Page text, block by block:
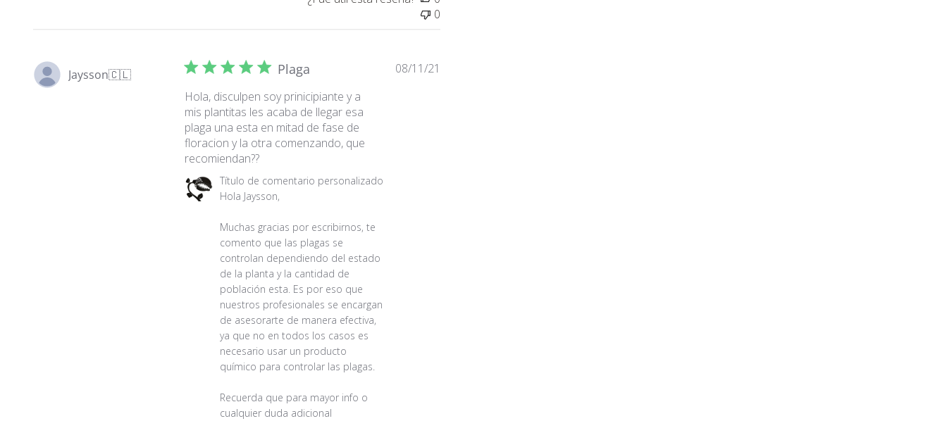
0
Jaysson🇨🇱 Plaga
Hola, disculpen soy prinicipiante y a
mis plantitas les acaba de llegar esa
plaga una esta en mitad de fase de
floracion y la otra comenzando, que
recomiendan??
Comentarios
del
revisión
realizada
personalizado
Título de comentario personalizado
Hola Jaysson,
Muchas gracias por escribirnos, te
comento que las plagas se
controlan dependiendo del estado
de la planta y la cantidad de
población esta. Es por eso que
nuestros profesionales se encargan
de asesorarte de manera efectiva,
ya que no en todos los casos es
necesario usar un producto
químico para controlar las plagas.
Recuerda que para mayor info o
cualquier duda adicional
08/11/21